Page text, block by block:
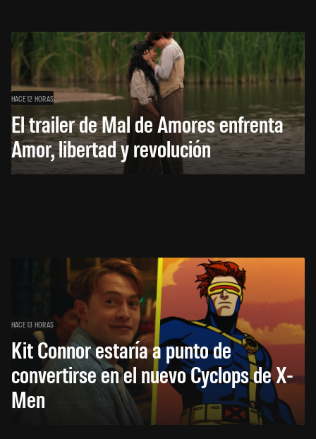
HACE 12 HORAS
El trailer de Mal de Amores enfrenta
Amor, libertad y revolución
HACE 13 HORAS
Kit Connor estaría a punto de
convertirse en el nuevo Cyclops de X-
Men